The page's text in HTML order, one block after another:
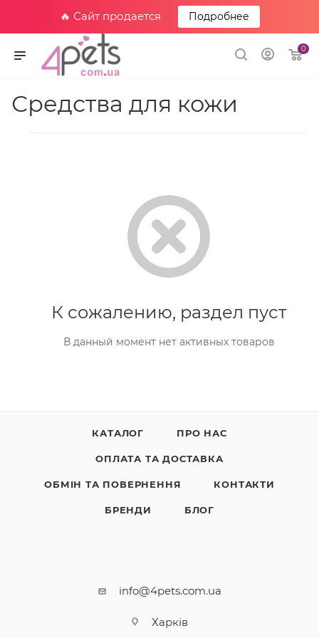
🔥 Сайт продается Подробнее
0
Средства для кожи
К сожалению, раздел пуст
В данный момент нет активных товаров
КАТАЛОГ ПРО НАС
ОПЛАТА ТА ДОСТАВКА
ОБМІН ТА ПОВЕРНЕННЯ КОНТАКТИ
БРЕНДИ БЛОГ
info@4pets.com.ua
Харків